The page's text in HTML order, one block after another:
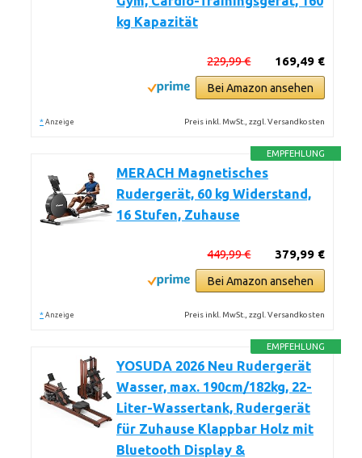
kg Kapazität
169,49 €
229,99 €
Bei Amazon ansehen
* Anzeige Preis inkl. MwSt., zzgl. Versandkosten
EMPFEHLUNG
MERACH Magnetisches
Rudergerät, 60 kg Widerstand,
16 Stufen, Zuhause
379,99 €
449,99 €
Bei Amazon ansehen
* Anzeige Preis inkl. MwSt., zzgl. Versandkosten
EMPFEHLUNG
YOSUDA 2026 Neu Rudergerät
Wasser, max. 190cm/182kg, 22-
Liter-Wassertank, Rudergerät
für Zuhause Klappbar Holz mit
Bluetooth Display &